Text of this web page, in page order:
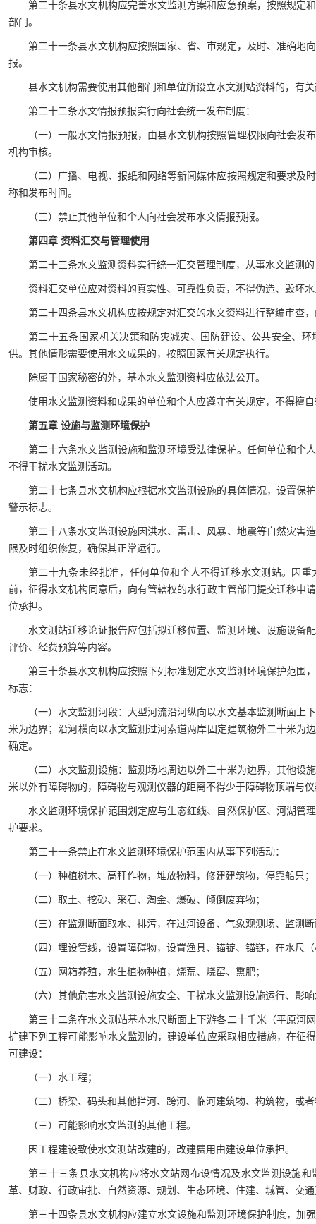
第二十条县水文机构应完善水文监测方案和应急预案，按照规定
部门。
第二十一条县水文机构应按照国家、省、市规定，及时、准确地
报。
县水文机构需要使用其他部门和单位所设立水文测站资料的，有
第二十二条水文情报预报实行向社会统一发布制度：
（一）一般水文情报预报，由县水文机构按照管理权限向社会发
机构审核。
（二）广播、电视、报纸和网络等新闻媒体应按照规定和要求及
称和发布时间。
（三）禁止其他单位和个人向社会发布水文情报预报。
第四章 资料汇交与管理使用
第二十三条水文监测资料实行统一汇交管理制度，从事水文监测
资料汇交单位应对资料的真实性、可靠性负责，不得伪造、毁坏
第二十四条县水文机构应按规定对汇交的水文资料进行整编审查
第二十五条国家机关决策和防灾减灾、国防建设、公共安全、
供。其他情形需要使用水文成果的，按照国家有关规定执行。
除属于国家秘密的外，基本水文监测资料应依法公开。
使用水文监测资料和成果的单位和个人应遵守有关规定，不得擅
第五章 设施与监测环境保护
第二十六条水文监测设施和监测环境受法律保护。任何单位和个
不得干扰水文监测活动。
第二十七条县水文机构应根据水文监测设施的具体情况，设置保
警示标志。
第二十八条水文监测设施因洪水、雷击、风暴、地震等自然灾害
限及时组织修复，确保其正常运行。
第二十九条未经批准，任何单位和个人不得迁移水文测站。因
前，征得水文机构同意后，向有管辖权的水行政主管部门提交迁移申
位承担。
水文测站迁移论证报告应包括拟迁移位置、监测环境、设施设备
评价、经费预算等内容。
第三十条县水文机构应按照下列标准划定水文监测环境保护范围
标志：
（一）水文监测河段：大型河流沿河纵向以水文基本监测断面上
米为边界；沿河横向以水文监测过河索道两岸固定建筑物外二十米为
确定。
（二）水文监测设施：监测场地周边以外三十米为边界，其他设
米以外有障碍物的，障碍物与观测仪器的距离不得少于障碍物顶端与
水文监测环境保护范围划定应与生态红线、自然保护区、河湖管
护要求。
第三十一条禁止在水文监测环境保护范围内从事下列活动：
（一）种植树木、高秆作物，堆放物料，修建建筑物，停靠船只；
（二）取土、挖砂、采石、淘金、爆破、倾倒废弃物；
（三）在监测断面取水、排污，在过河设备、气象观测场、监测
（四）埋设管线，设置障碍物，设置渔具、锚锭、锚链，在水尺
（五）网箱养殖，水生植物种植，烧荒、烧窑、熏肥；
（六）其他危害水文监测设施安全、干扰水文监测设施运行、影
第三十二条在水文测站基本水尺断面上下游各二十千米（平原河
扩建下列工程可能影响水文监测的，建设单位应采取相应措施，在征
可建设：
（一）水工程；
（二）桥梁、码头和其他拦河、跨河、临河建筑物、构筑物，或
（三）可能影响水文监测的其他工程。
因工程建设致使水文测站改建的，改建费用由建设单位承担。
第三十三条县水文机构应将水文站网布设情况及水文监测设施
革、财政、行政审批、自然资源、规划、生态环境、住建、城管、交
第三十四条县水文机构应建立水文设施和监测环境保护制度，加